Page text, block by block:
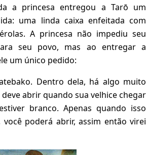
a princesa entregou a Tarō um
uma linda caixa enfeitada com
A princesa não impediu seu
seu povo, mas ao entregar a
um único pedido:
Dentro dela, há algo muito
abrir quando sua velhice chegar
branco. Apenas quando isso
você poderá abrir, assim então virei